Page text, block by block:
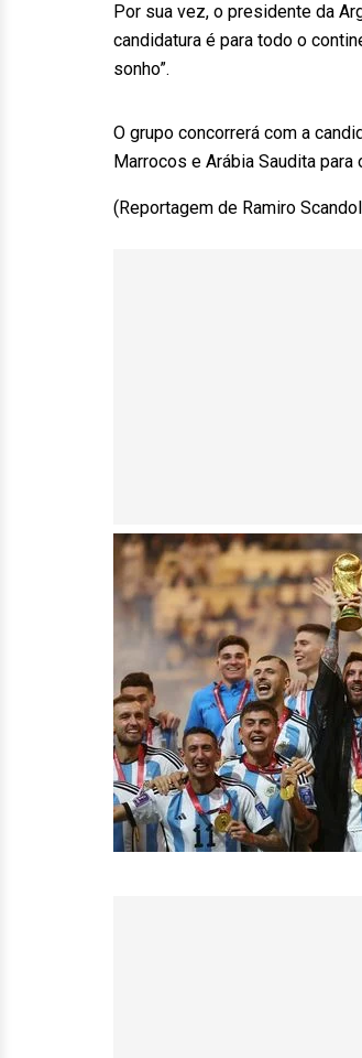
Por sua vez, o presidente da
candidatura é para todo o
sonho”.
O grupo concorrerá com a
Marrocos e Arábia Saudita
(Reportagem de Ramiro